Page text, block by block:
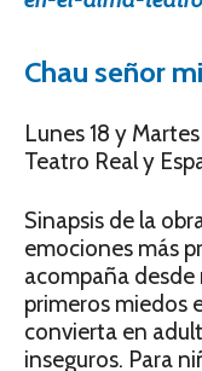
Chau señor
Lunes 18 y
Teatro Real y
Sinapsis de la
emociones más
acompaña
primeros miedos
convierta en
inseguros. Para